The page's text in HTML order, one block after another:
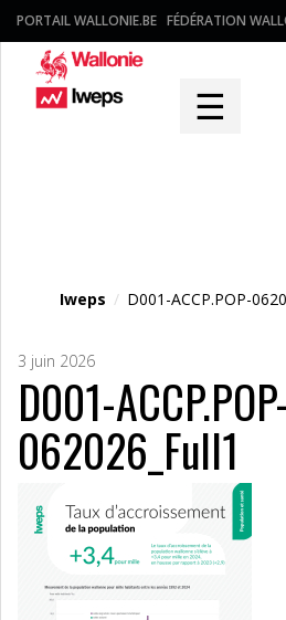
PORTAIL WALLONIE.BE FÉDÉRATION
☰
Iweps / D001-ACCP.POP-
3 juin 2026
D001-ACCP.POP-
062026_Full1